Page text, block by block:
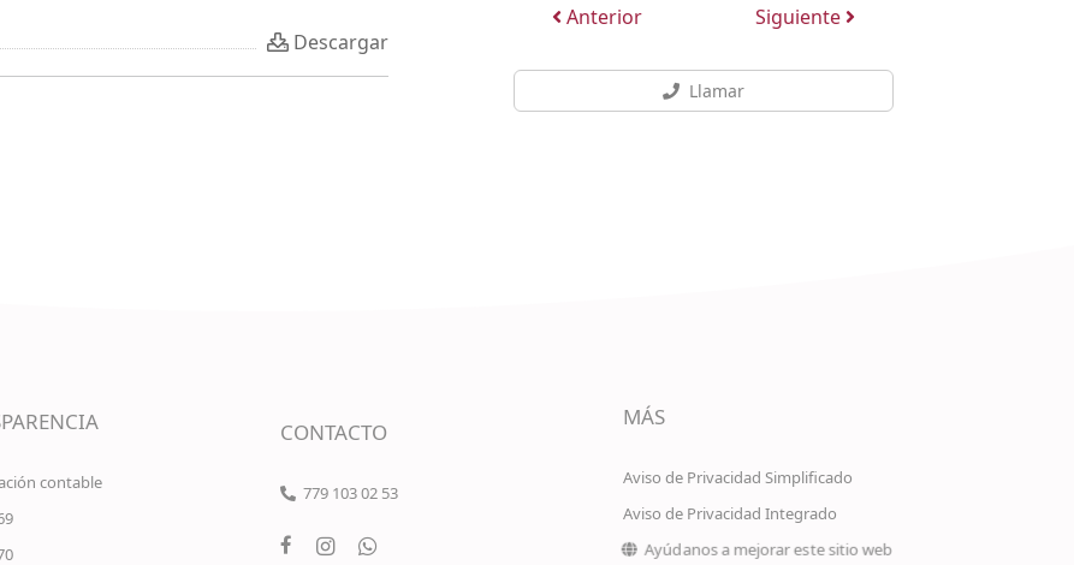
Descargar
Anterior Siguiente
Llamar
contable
CONTACTO
779 103 02 53
MÁS
Aviso de Privacidad Simplificado
Aviso de Privacidad Integrado
Ayúdanos a mejorar este sitio web